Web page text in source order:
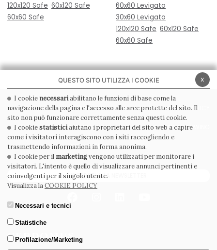
120x120 Safe 60x120 Safe
60x60 Safe
60x60 Levigato
30x60 Levigato
120x120 Safe 60x120 Safe
60x60 Safe
PRIVACY POLICY COOKIE POLICY
CONDIZIONI GENERALI WHISTLEBLOWING
CODICE ETICO
ISCRIVITI ALLA NEWSLETTER
x
QUESTO SITO UTILIZZA I COOKIE
I cookie necessariabilitano le funzioni di base come la
navigazione della pagina e l'accesso alle aree protette del sito. Il
sito non può funzionare correttamente senza questi cookie.
I cookiestatisticiaiutano i proprietari del sito web a capire
come i visitatori interagiscono con i siti raccogliendo e
trasmettendo informazioni in forma anonima.
I cookie per il marketingvengono utilizzati per monitorare i
visitatori. L'intento è quello di visualizzare annunci pertinenti e
coinvolgenti per il singolo utente.
Visualizza laCOOKIE POLICY
Necessari e tecnici
Statistiche
Profilazione/Marketing